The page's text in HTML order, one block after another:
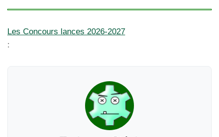
Les Concours lances 2026-2027
: